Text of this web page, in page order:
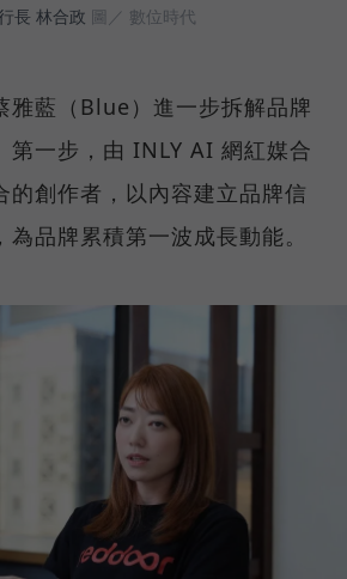
長 林合政 圖／ 數位時代
雅藍（Blue）進一步拆解品牌
第一步，由 INLY AI 網紅媒合
的創作者，以內容建立品牌信
品牌累積第一波成長動能。